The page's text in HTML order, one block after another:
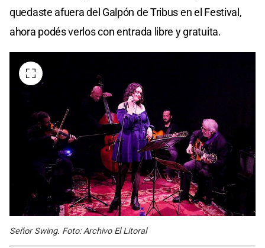
quedaste afuera del Galpón de Tribus en el Festival,
ahora podés verlos con entrada libre y gratuita.
Señor Swing. Foto: Archivo El Litoral